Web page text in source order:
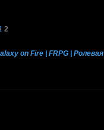
2
on Fire | FRPG | Ролевая